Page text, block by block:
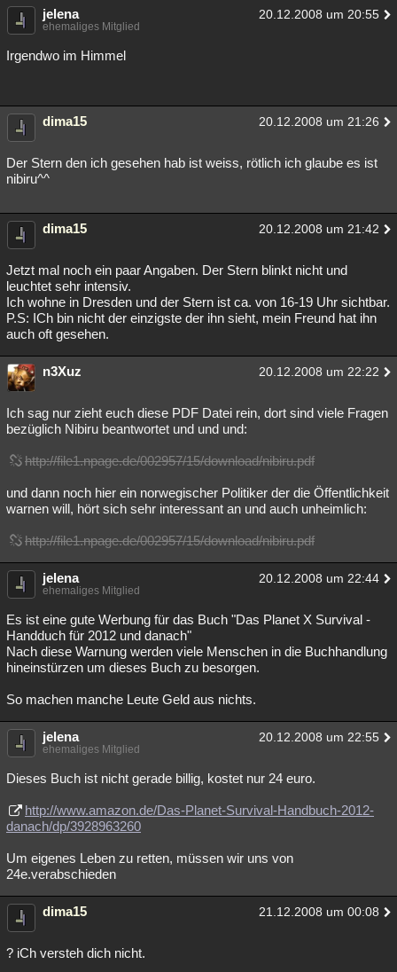
jelena 20.12.2008 um 20:55
ehemaliges Mitglied
Irgendwo im Himmel
dima15 20.12.2008 um 21:26
Der Stern den ich gesehen hab ist weiss, rötlich ich glaube es ist
nibiru^^
dima15 20.12.2008 um 21:42
Jetzt mal noch ein paar Angaben. Der Stern blinkt nicht und
leuchtet sehr intensiv.
Ich wohne in Dresden und der Stern ist ca. von 16-19 Uhr sichtbar.
P.S: ICh bin nicht der einzigste der ihn sieht, mein Freund hat ihn
auch oft gesehen.
n3Xuz 20.12.2008 um 22:22
Ich sag nur zieht euch diese PDF Datei rein, dort sind viele Fragen
bezüglich Nibiru beantwortet und und und:
http://file1.npage.de/002957/15/download/nibiru.pdf
und dann noch hier ein norwegischer Politiker der die Öffentlichkeit
warnen will, hört sich sehr interessant an und auch unheimlich:
http://file1.npage.de/002957/15/download/nibiru.pdf
jelena 20.12.2008 um 22:44
ehemaliges Mitglied
Es ist eine gute Werbung für das Buch "Das Planet X Survival -
Handduch für 2012 und danach"
Nach diese Warnung werden viele Menschen in die Buchhandlung
hineinstürzen um dieses Buch zu besorgen.
So machen manche Leute Geld aus nichts.
jelena 20.12.2008 um 22:55
ehemaliges Mitglied
Dieses Buch ist nicht gerade billig, kostet nur 24 euro.
http://www.amazon.de/Das-Planet-Survival-Handbuch-2012-
danach/dp/3928963260
Um eigenes Leben zu retten, müssen wir uns von
24e.verabschieden
dima15 21.12.2008 um 00:08
? iCh versteh dich nicht.